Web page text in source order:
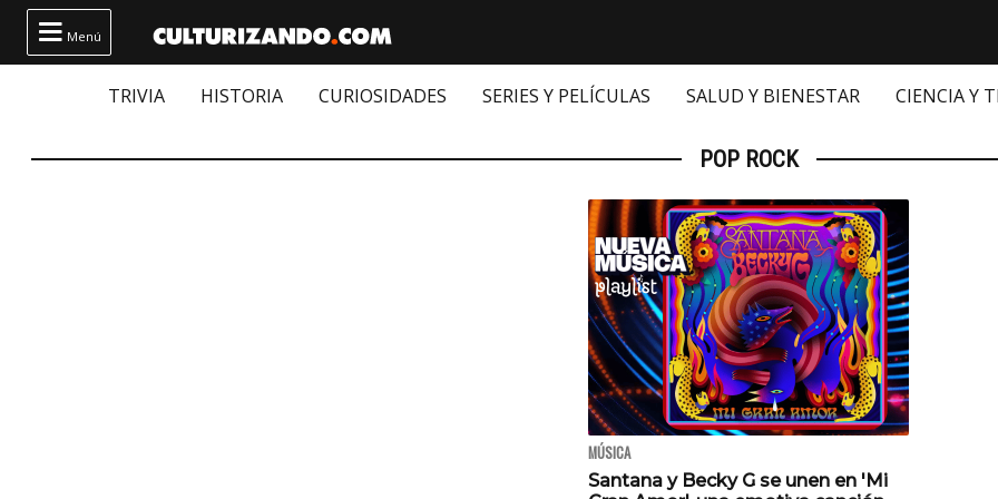
 Menú
TRIVIA HISTORIA CURIOSIDADES SERIES Y PELÍCULAS SALUD Y BIENESTAR CIENCIA Y
POP ROCK
MÚSICA
Santana y Becky G se unen en 'Mi